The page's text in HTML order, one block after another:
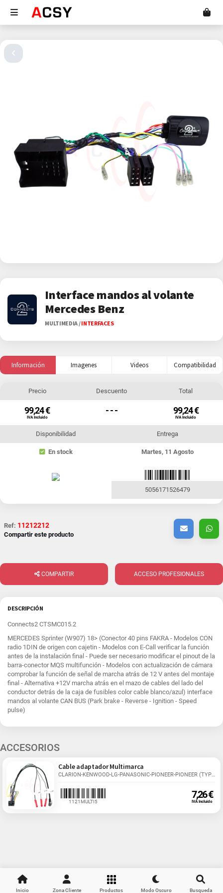
Interface mandos al volante
Mercedes Benz
MULTIMEDIA/INTERFACES
Información Imagenes Videos Compatibilidad
Precio
99,24 €
IVA Incluido
Descuento
- - -
Total
99,24 €
IVA Incluido
Disponibilidad
En stock
Entrega
Martes, 11 Agosto
5056171526479
Ref: 11212212
Compartir este producto
COMPARTIR ACCESO PROFESIONALES
DESCRIPCIÓN
Connects2 CTSMC015.2
MERCEDES Sprinter (W907) 18> (Conector 40 pins FAKRA - Modelos CON
radio 1DIN de origen con cajetin - Modelos con E-Call verificar la función
antes de la instalación final - Puede ser necesario modificar el pinout de la
barra-conector MQS multifunción - Modelos con actualización de cámara
comprobar la función de señal de marcha atrás de 12 V antes del montaje
final - Alternativa +12V marcha atrás en el mazo de cables del lado del
conductor detrás de la caja de fusibles color cable blanco/azul) interface
mandos al volante CAN BUS (Park brake - Reverse - Ignition - Speed
pulse)
ACCESORIOS
Cable adaptador Multimarca
CLARION-KENWOOD-LG-PANASONIC-PIONEER-PIONEER (TYPE...
1121MULTI5
7,26 €
IVA Incluido
Inicio Zona Cliente Productos Modo Oscuro Busqueda